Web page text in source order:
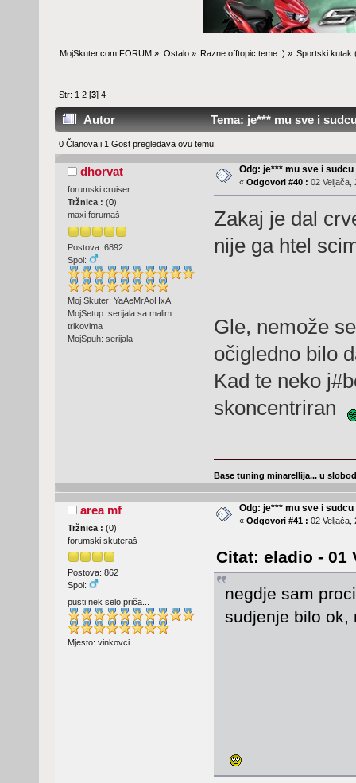
MojSkuter.com FORUM » Ostalo» Razne offtopic teme :) » Sportski kutak
Str: 1 2 [3]4
Autor Tema: je*** mu sve i
0 Članova i 1 Gost pregledava ovu temu.
dhorvat
forumski cruiser
Tržnica : (0)
maxi forumaš
Postova: 6892
Spol:
Moj Skuter: YaAeMrAoHxA
MojSetup: serijala sa malim
trikovima
MojSpuh: serijala
Odg: je*** mu sve i sudcu
« Odgovori #40 : 02 Veljača,
Zakaj je dal
nije ga htel
Gle, nemože
očigledno bilo
Kad te neko
skoncentriran
Base tuning minarellija... u
area mf
Tržnica : (0)
forumski skuteraš
Postova: 862
Spol:
pusti nek selo priča...
Mjesto: vinkovci
Odg: je*** mu sve i sudcu
« Odgovori #41 : 02 Veljača,
Citat: eladio - 01
negdje sam
sudjenje bilo